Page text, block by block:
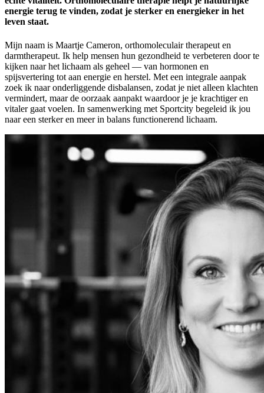
energie terug te vinden, zodat je sterker en energieker in het
leven staat.
Mijn naam is Maartje Cameron, orthomoleculair therapeut en
darmtherapeut. Ik help mensen hun gezondheid te verbeteren door te
kijken naar het lichaam als geheel — van hormonen en
spijsvertering tot aan energie en herstel. Met een integrale aanpak
zoek ik naar onderliggende disbalansen, zodat je niet alleen klachten
vermindert, maar de oorzaak aanpakt waardoor je je krachtiger en
vitaler gaat voelen. In samenwerking met Sportcity begeleid ik jou
naar een sterker en meer in balans functionerend lichaam.